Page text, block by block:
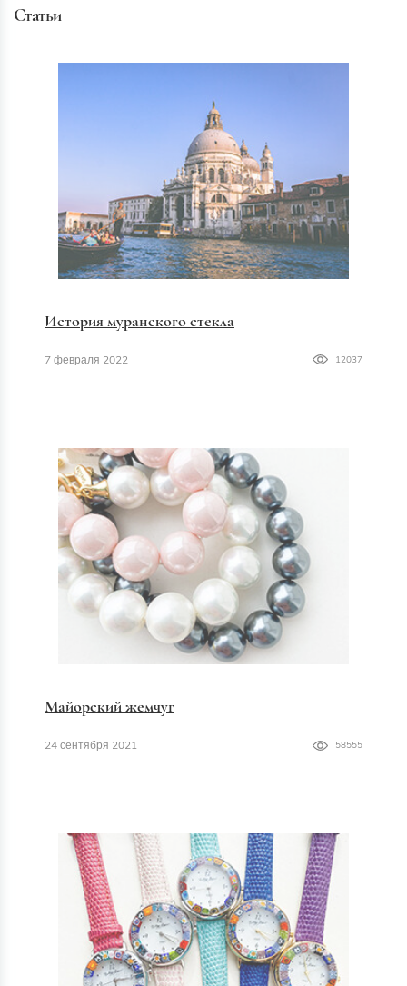
Статьи
История муранского стекла
7 февраля 2022 12037
Майорский жемчуг
24 сентября 2021 58555